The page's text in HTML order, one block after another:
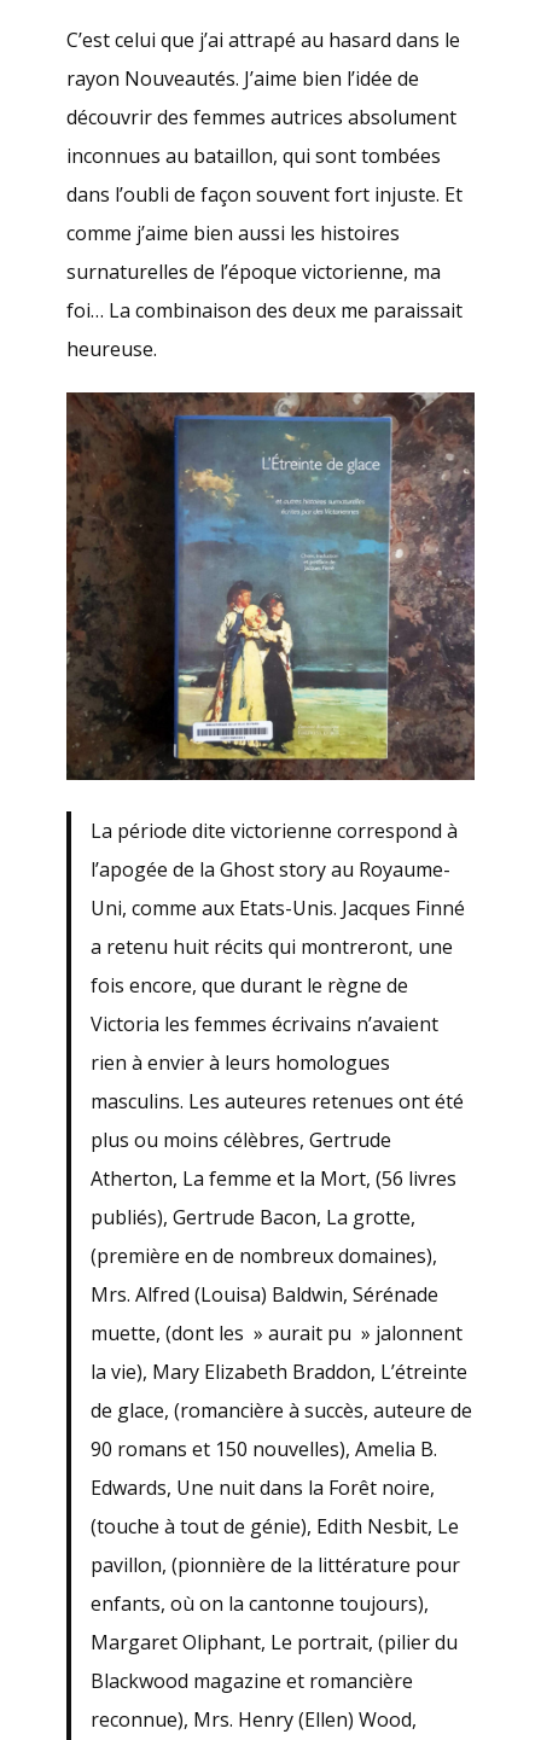
C’est celui que j’ai attrapé au hasard dans le
rayon Nouveautés. J’aime bien l’idée de
découvrir des femmes autrices absolument
inconnues au bataillon, qui sont tombées
dans l’oubli de façon souvent fort injuste. Et
comme j’aime bien aussi les histoires
surnaturelles de l’époque victorienne, ma
foi… La combinaison des deux me paraissait
heureuse.
La période dite victorienne correspond à
l’apogée de la Ghost story au Royaume-
Uni, comme aux Etats-Unis. Jacques Finné
a retenu huit récits qui montreront, une
fois encore, que durant le règne de
Victoria les femmes écrivains n’avaient
rien à envier à leurs homologues
masculins. Les auteures retenues ont été
plus ou moins célèbres, Gertrude
Atherton, La femme et la Mort, (56 livres
publiés), Gertrude Bacon, La grotte,
(première en de nombreux domaines),
Mrs. Alfred (Louisa) Baldwin, Sérénade
muette, (dont les » aurait pu » jalonnent
la vie), Mary Elizabeth Braddon, L’étreinte
de glace, (romancière à succès, auteure de
90 romans et 150 nouvelles), Amelia B.
Edwards, Une nuit dans la Forêt noire,
(touche à tout de génie), Edith Nesbit, Le
pavillon, (pionnière de la littérature pour
enfants, où on la cantonne toujours),
Margaret Oliphant, Le portrait, (pilier du
Blackwood magazine et romancière
reconnue), Mrs. Henry (Ellen) Wood,